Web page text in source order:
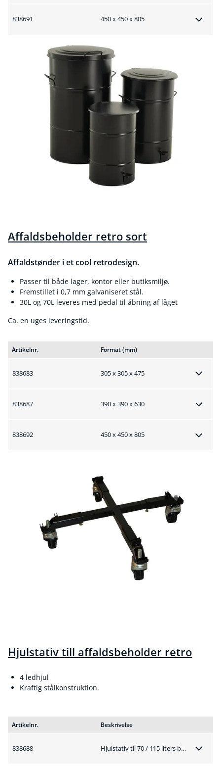
838691 450 x 450 x 805
Affaldsbeholder retro sort
Affaldstønder i et cool retrodesign.
Passer til både lager, kontor eller butiksmiljø.
Fremstillet i 0,7 mm galvaniseret stål.
30L og 70L leveres med pedal til åbning af låget
Ca. en uges leveringstid.
Artikelnr. Format (mm)
838683 305 x 305 x 475
838687 390 x 390 x 630
838692 450 x 450 x 805
Hjulstativ till affaldsbeholder retro
4 ledhjul
Kraftig stålkonstruktion.
Artikelnr. Beskrivelse
838688 Hjulstativ til 70 / 115 liters beholder